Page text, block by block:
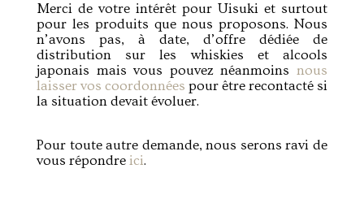
Merci de votre intérêt pour Uisuki et surtout
pour les produits que nous proposons. Nous
n’avons pas, à date, d’offre dédiée de
distribution sur les whiskies et alcools
japonais mais vous pouvez néanmoins nous
laisser vos coordonnées pour être recontacté si
la situation devait évoluer.
Pour toute autre demande, nous serons ravi de
vous répondre ici.